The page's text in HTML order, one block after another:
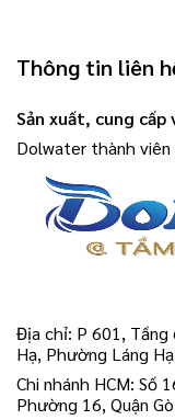
Thông tin liên
Sản xuất, cung cấp
Dolwater thành
Địa chỉ: P 601, Tầng
Hạ, Phường Láng
Chi nhánh HCM: Số
Phường 16, Quận